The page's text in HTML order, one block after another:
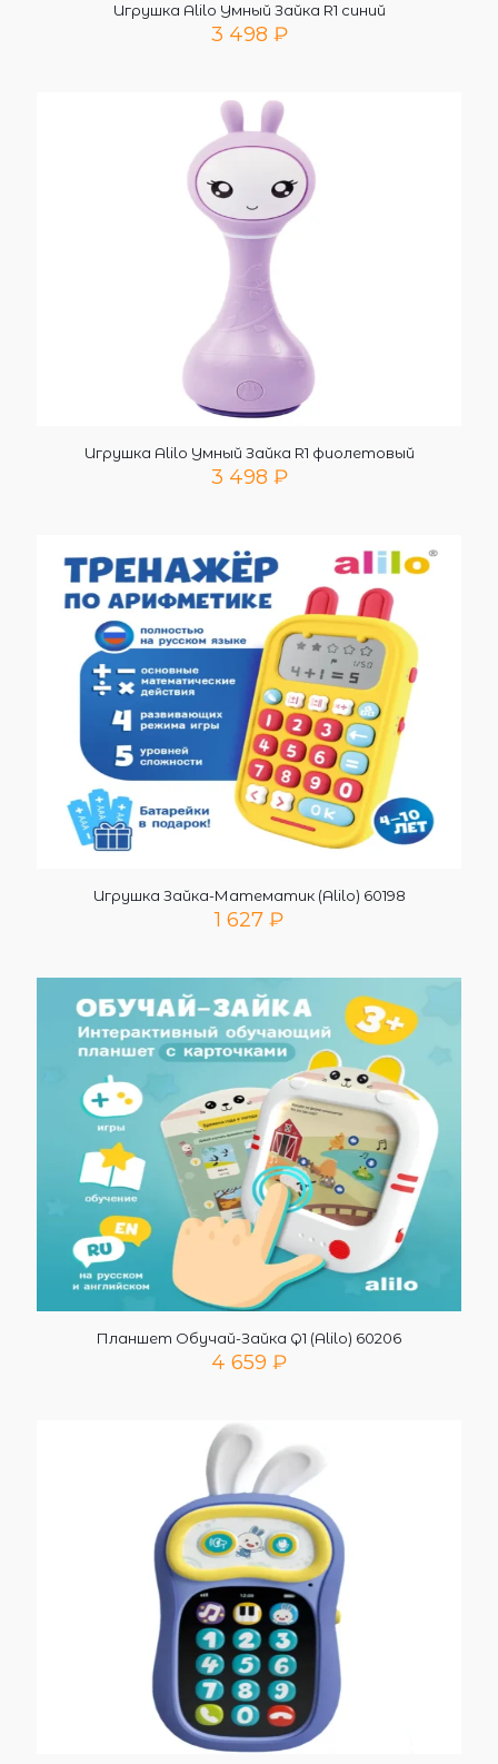
Игрушка Alilo Умный Зайка R1 синий
3 498 ₽
Игрушка Alilo Умный Зайка R1 фиолетовый
3 498 ₽
Игрушка Зайка-Математик (Alilo) 60198
1 627 ₽
Планшет Обучай-Зайка Q1 (Alilo) 60206
4 659 ₽